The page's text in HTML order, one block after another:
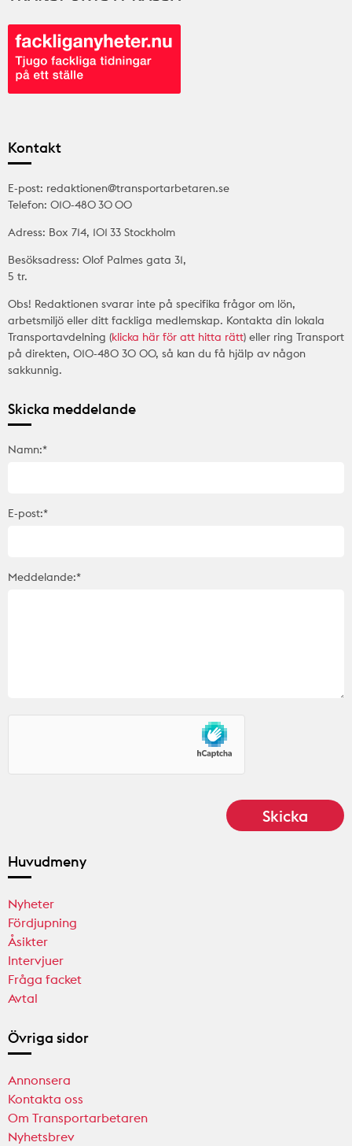
Kontakt
E-post: redaktionen@transportarbetaren.se
Telefon: 010-480 30 00
Adress: Box 714, 101 33 Stockholm
Besöksadress: Olof Palmes gata 31,
5 tr.
Obs! Redaktionen svarar inte på specifika frågor om lön,
arbetsmiljö eller ditt fackliga medlemskap. Kontakta din lokala
Transportavdelning (klicka här för att hitta rätt) eller ring Transport
på direkten, 010-480 30 00, så kan du få hjälp av någon
sakkunnig.
Skicka meddelande
Namn:*
E-post:*
Meddelande:*
Huvudmeny
Nyheter
Fördjupning
Åsikter
Intervjuer
Fråga facket
Avtal
Övriga sidor
Annonsera
Kontakta oss
Om Transportarbetaren
Nyhetsbrev